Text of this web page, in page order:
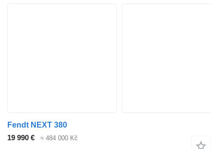
Fendt NEXT 380
19 990 €
≈ 484 000 Kč